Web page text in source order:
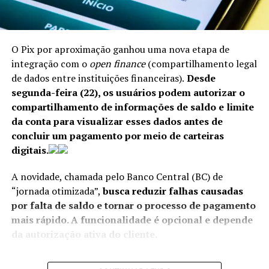
ampliar a proteção jurídica dos servidores e atualizar a
legislação sobre resolução de instituições financeiras.
ANÚNCIO
Na avaliação do organismo, os avanços registrados desde
a última revisão, em 2018, foram relevantes,
porém persistem obstáculos que limitam a atuação da
autoridade monetária.
“As autoridades demonstraram avanços substanciais,
Políticas brasileiras
O tarifaço adotado pelo governo Trump baseou-se em
um processo conduzido pelo Escritório do
Representante Comercial dos EUA (USTR, na sigla em
no comércio com os norte-americanos.
Os estadunidenses elencaram seis temas para
decidir sobre a taxação:
sociais;
O Pix por aproximação ganhou uma nova etapa de
integração com oopen finance(compartilhamento legal
de dados entre instituições financeiras). Desde
segunda-feira (22), os usuários podem autorizar o
compartilhamento de informações de saldo e limite
da conta para visualizar esses dados antes de
concluir um pagamento por meio de carteiras
digitais.
A novidade, chamada pelo Banco Central (BC) de
“jornada otimizada”,busca reduzir falhas causadas
por falta de saldo e tornar o processo de pagamento
mais rápido. A funcionalidade é opcional e depende
da autorização ativa do cliente.
Com a mudança, ao conectar uma conta bancária a uma